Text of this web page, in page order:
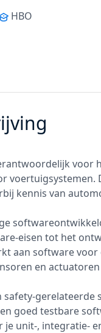
HBO
voor
voertuigsystemen.
kennis van
eisen tot het
aan software
en
gerelateerde
goed testbare
unit-, integratie-